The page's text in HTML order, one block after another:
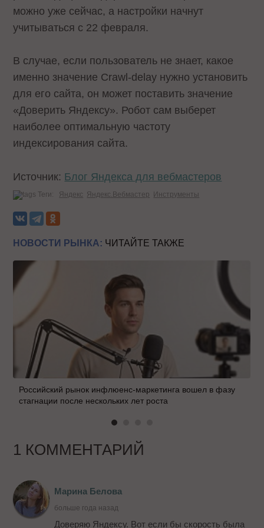
можно уже сейчас, а настройки начнут
учитываться с 22 февраля.
В случае, если пользователь не знает, какое
именно значение Crawl-delay нужно установить
для его сайта, он может поставить значение
«Доверить Яндексу». Робот сам выберет
наиболее оптимальную частоту
индексирования сайта.
Источник: Блог Яндекса для вебмастеров
Теги: Яндекс Яндекс.Вебмастер Инструменты
НОВОСТИ РЫНКА: ЧИТАЙТЕ ТАКЖЕ
Российский рынок инфлюенс-маркетинга вошел в фазу
стагнации после нескольких лет роста
1 КОММЕНТАРИЙ
Марина Белова
больше года назад
Доверяю Яндексу. Вот если бы скорость была